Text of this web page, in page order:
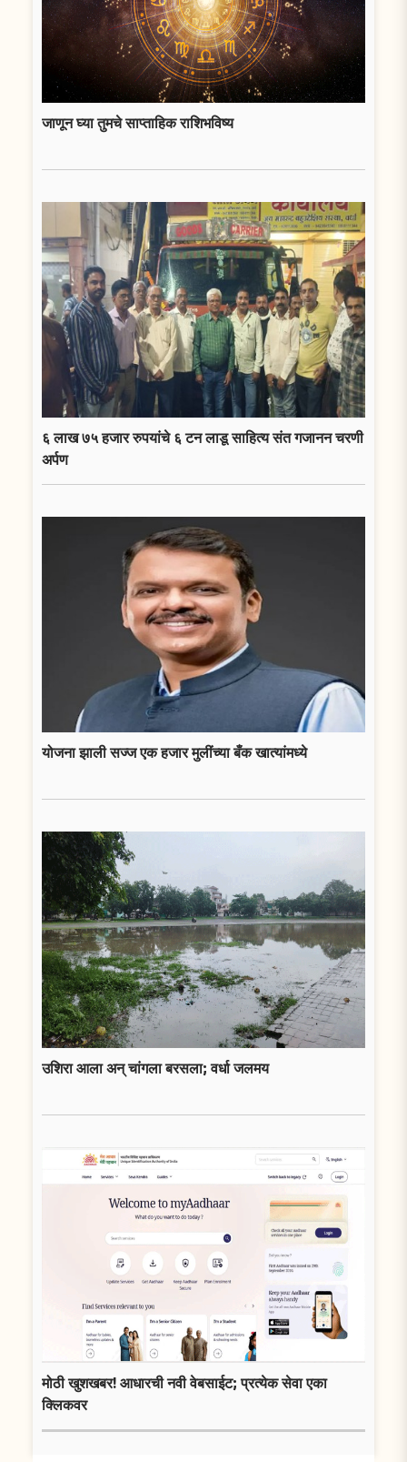
जाणून घ्या तुमचे साप्ताहिक राशिभविष्य
६ लाख ७५ हजार रुपयांचे ६ टन लाडू साहित्य संत गजानन चरणी
अर्पण
योजना झाली सज्ज एक हजार मुलींच्या बँक खात्यांमध्ये
उशिरा आला अन् चांगला बरसला; वर्धा जलमय
मोठी खुशखबर! आधारची नवी वेबसाईट; प्रत्येक सेवा एका
क्लिकवर